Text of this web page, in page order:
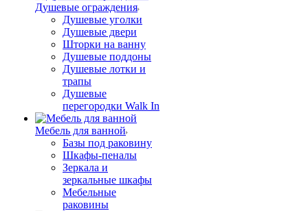
Душевые ограждения
Душевые уголки
Душевые двери
Шторки на ванну
Душевые поддоны
Душевые лотки и
трапы
Душевые
перегородки Walk In
Мебель для ванной
Базы под раковину
Шкафы-пеналы
Зеркала и
зеркальные шкафы
Мебельные
раковины